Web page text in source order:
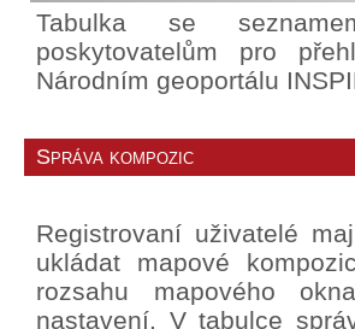
Tabulka se
poskytovatelům pro
Národním geoportálu
Správa kompozic
Registrovaní uživatelé
ukládat mapové
rozsahu mapového
nastavení. V tabulce